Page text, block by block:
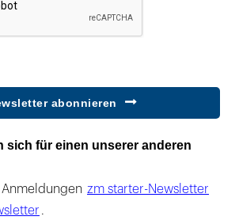
abonnieren
sich für einen unserer anderen
zm starter-Newsletter
.